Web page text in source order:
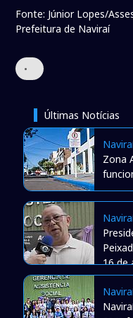
Fonte: Júnior Lopes/
Prefeitura de Naviraí
•
Últimas Notícias
Zona
16 de